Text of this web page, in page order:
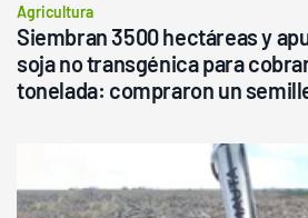
Agricultura
Siembran 3500 hectáreas y
soja no transgénica para
tonelada: compraron un